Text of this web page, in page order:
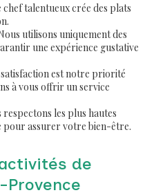
talentueux crée des plats
utilisons uniquement des
une expérience gustative
est notre priorité
à vous offrir un service
respectons les plus hautes
pour assurer votre bien-être.
de
Provence